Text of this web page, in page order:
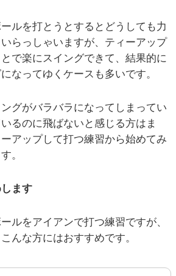
ルを打とうとするとどうしても力
らっしゃいますが、ティーアップ
で楽にスイングできて、結果的に
なってゆくケースも多いです。
グがバラバラになってしまってい
るのに飛ばないと感じる方はま
アップして打つ練習から始めてみ
。
ます
ルをアイアンで打つ練習ですが、
んな方にはおすすめです。